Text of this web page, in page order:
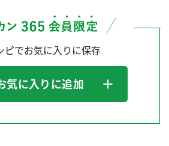
素 米飯用調味液
Fibee
ツカンミュージアム）
た
ピでお気に入りに保存
気に入りに追加